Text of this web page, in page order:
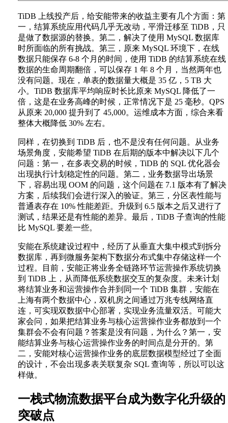
TiDB 上线投产后，给安能带来的收益主要有几个方面：第
一，结算系统应用代码几乎无改动，平滑迁移至 TiDB，只
是做了数据源的替换。第二，解决了使用 MySQL 数据库
时所面临的所有挑战。第三，原来 MySQL 环境下，在线
数据只能保存 6-8 个月的时间，使用 TiDB 的结算系统在线
数据的生命周期翻倍，可以保存 1 年 8 个月，当然两年也
没有问题。现在，单表的数据量大概是 35 亿，5 TB 大
小。TiDB 数据库平均响应时长比原来 MySQL 降低了一
倍，这是在业务高峰的时候，正常情况下是 25 毫秒。QPS
从原来 20,000 提升到了 45,000。运维成本方面，综合来看
整体大概降低 30% 左右。
同样，在切换到 TiDB 后，也不是没有任何问题。从业务
场景角度，安能希望 TiDB 在后期的版本中解决以下几个
问题：第一，在多表交易的时候，TiDB 的 SQL 优化器会
出现执行计划稳定性的问题。第二，业务数据导出场景
下，容易出现 OOM 的问题，这个问题在 7.1 版本有了解决
方案，后续我们会进行深入的验证。第三，分区表性能与
普通表存在 10% 性能差距。升级到 6.5 版本之后又进行了
测试，结果还是有性能的差异。最后，TiDB 子查询的性能
比 MySQL 要差一些。
安能在系统建设过程中，经历了从垂直大集中模式到拆分
数据库，再到微服务架构下数据分布式集中存储这样一个
过程。目前，安能正将业务全链路环节运营操作系统切换
到 TiDB 上，从而降低系统数据交互的复杂度。未来计划
将结算业务和运营操作合并到同一个 TiDB 集群，安能在
上海有两个数据中心，双机房之间通过万兆专线网络直
连，可实现双数据中心部署，实现业务流量双活。可能大
家会问，如果把结算业务与核心运营操作业务都放到一个
集群会不会有问题？答案是没有问题，为什么？第一，安
能结算业务与核心运营操作业务的时间点是分开的。第
二，安能对核心运营操作业务的底层数据模型经过了全面
的设计，不会出现多表关联复杂 SQL 查询等，所以可以这
样做。
一栈式物流数据平台成为数字化升级的
突破点